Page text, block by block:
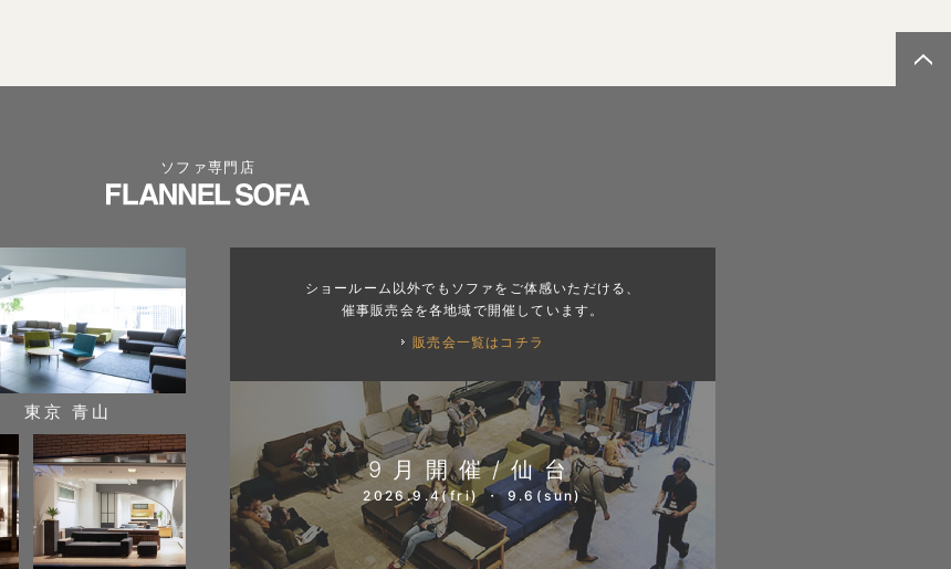
ソファ専門店
東京 青山
ショールーム以外でもソファをご体感いただける、
催事販売会を各地域で開催しています。
販売会一覧はコチラ
9月開催/仙台
2026.9.4(fri) ・ 9.6(sun)